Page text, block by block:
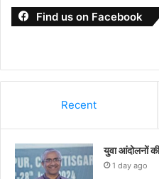
Find us on Facebook
Recent
युवा आंदोलनों
1 day ago